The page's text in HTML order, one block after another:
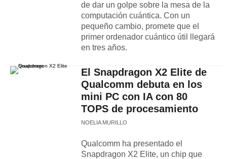
de dar un golpe sobre la mesa de la
computación cuántica. Con un
pequeño cambio, promete que el
primer ordenador cuántico útil llegará
en tres años.
El Snapdragon X2 Elite de
Qualcomm debuta en los
mini PC con IA con 80
TOPS de procesamiento
NOELIA MURILLO
Qualcomm ha presentado el
Snapdragon X2 Elite, un chip que